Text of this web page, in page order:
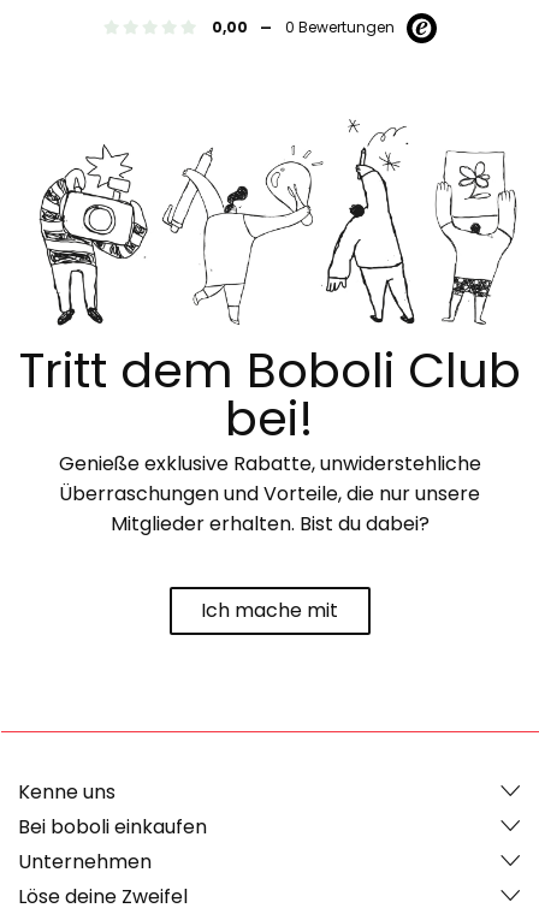
0,00 - 0 Bewertungen
Tritt dem Boboli Club
bei!
Genieße exklusive Rabatte, unwiderstehliche
Überraschungen und Vorteile, die nur unsere
Mitglieder erhalten. Bist du dabei?
Ich mache mit
Bei boboli einkaufen
Unternehmen
Kenne uns
Löse deine Zweifel